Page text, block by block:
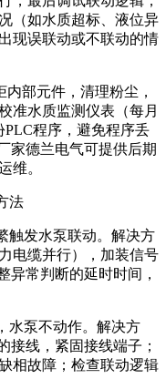
（如水质超标、液位异
现误联动或不联动的情
部元件，清理粉尘，
准水质监测仪表（每月
程序，避免程序丢
家德兰电气可提供后期
维。
法
触发水泵联动。解决方
电缆并行），加装信号
异常判断的延时时间，
水泵不动作。解决方
接线，紧固接线端子；
相故障；检查联动逻辑